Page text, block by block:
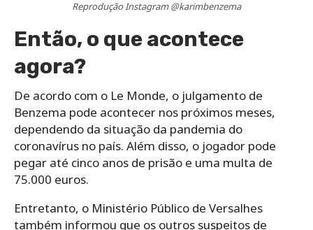
Reprodução Instagram @karimbenzema
Então, o que acontece
agora?
De acordo com o Le Monde, o julgamento de
Benzema pode acontecer nos próximos meses,
dependendo da situação da pandemia do
coronavírus no país. Além disso, o jogador pode
pegar até cinco anos de prisão e uma multa de
75.000 euros.
Entretanto, o Ministério Público de Versalhes
também informou que os outros suspeitos de